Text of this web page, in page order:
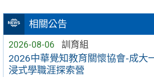
相關公告
2026-08-06 訓育組
2026中華覺知教育關懷協會-成大
浸式學職涯探索營